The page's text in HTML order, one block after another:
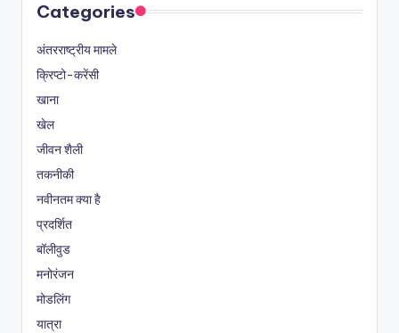
Categories
अंतरराष्ट्रीय मामले
क्रिप्टो-करेंसी
खाना
खेल
जीवन शैली
तकनीकी
नवीनतम क्या है
प्रदर्शित
बॉलीवुड
मनोरंजन
मोडलिंग
यात्रा